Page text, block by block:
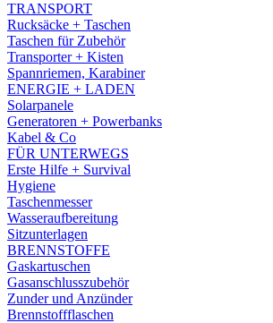
TRANSPORT
Rucksäcke + Taschen
Taschen für Zubehör
Transporter + Kisten
Spannriemen, Karabiner
ENERGIE + LADEN
Solarpanele
Generatoren + Powerbanks
Kabel & Co
FÜR UNTERWEGS
Erste Hilfe + Survival
Hygiene
Taschenmesser
Wasseraufbereitung
Sitzunterlagen
BRENNSTOFFE
Gaskartuschen
Gasanschlusszubehör
Zunder und Anzünder
Brennstoffflaschen